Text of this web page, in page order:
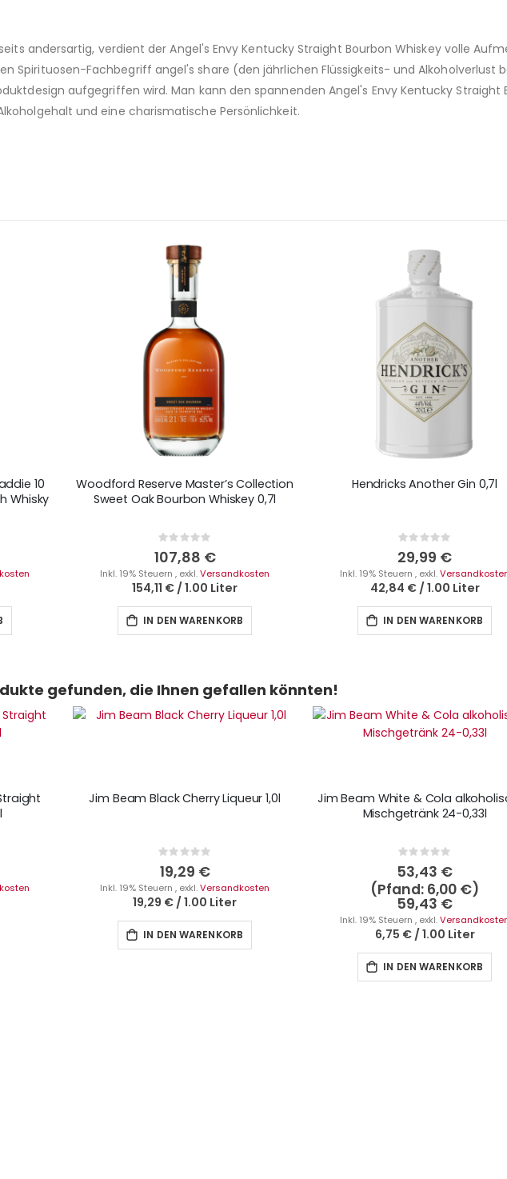
andersartig, verdient der Angel's Envy Kentucky Straight Bourbon Whiskey volle
Spirituosen-Fachbegriff angel's share (den jährlichen Flüssigkeits- und Alkoholverlust
aufgegriffen wird. Man kann den spannenden Angel's Envy Kentucky Straight
und eine charismatische Persönlichkeit.
10
Whisky
Woodford Reserve Master’s Collection
Sweet Oak Bourbon Whiskey 0,7l
Rating:
0%
107,88 €
Inkl. 19% Steuern , exkl.Versandkosten
154,11 € /1.00 Liter
IN DEN WARENKORB
Hendricks Another Gin 0,7l
Rating:
0%
29,99 €
Inkl. 19% Steuern , exkl.
42,84 €/1.00 Liter
IN DEN WARENKORB
gefunden, die Ihnen gefallen könnten!
Jim Beam Black Cherry Liqueur 1,0l
Rating:
0%
19,29 €
Inkl. 19% Steuern , exkl.Versandkosten
19,29 € /1.00 Liter
IN DEN WARENKORB
Jim Beam White & Cola
Mischgetränk 24-0,33l
Rating:
0%
53,43 €
6,00 €
59,43 €
Inkl. 19% Steuern , exkl.
6,75 €/1.00 Liter
IN DEN WARENKORB